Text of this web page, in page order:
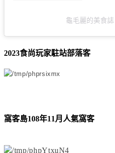
龜毛麗的美食
2023食尚玩家駐站部落客
窩客島108年11月人氣窩客